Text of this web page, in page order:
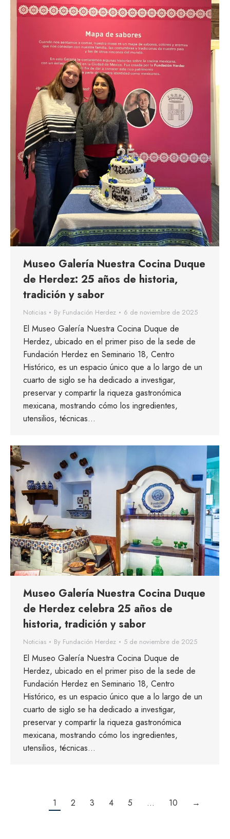
Museo Galería Nuestra Cocina Duque
de Herdez: 25 años de historia,
tradición y sabor
Noticias By Fundación Herdez 6 de noviembre de 2025
El Museo Galería Nuestra Cocina Duque de
Herdez, ubicado en el primer piso de la sede de
Fundación Herdez en Seminario 18, Centro
Histórico, es un espacio único que a lo largo de un
cuarto de siglo se ha dedicado a investigar,
preservar y compartir la riqueza gastronómica
mexicana, mostrando cómo los ingredientes,
utensilios, técnicas…
Museo Galería Nuestra Cocina Duque
de Herdez celebra 25 años de
historia, tradición y sabor
Noticias By Fundación Herdez 5 de noviembre de 2025
El Museo Galería Nuestra Cocina Duque de
Herdez, ubicado en el primer piso de la sede de
Fundación Herdez en Seminario 18, Centro
Histórico, es un espacio único que a lo largo de un
cuarto de siglo se ha dedicado a investigar,
preservar y compartir la riqueza gastronómica
mexicana, mostrando cómo los ingredientes,
utensilios, técnicas…
1 2 3 4 5 … 10 →